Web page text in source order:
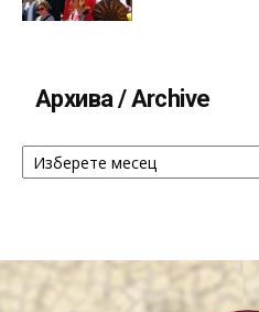
Архива / Archive
Архива